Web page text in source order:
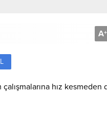
A+
hız kesmeden